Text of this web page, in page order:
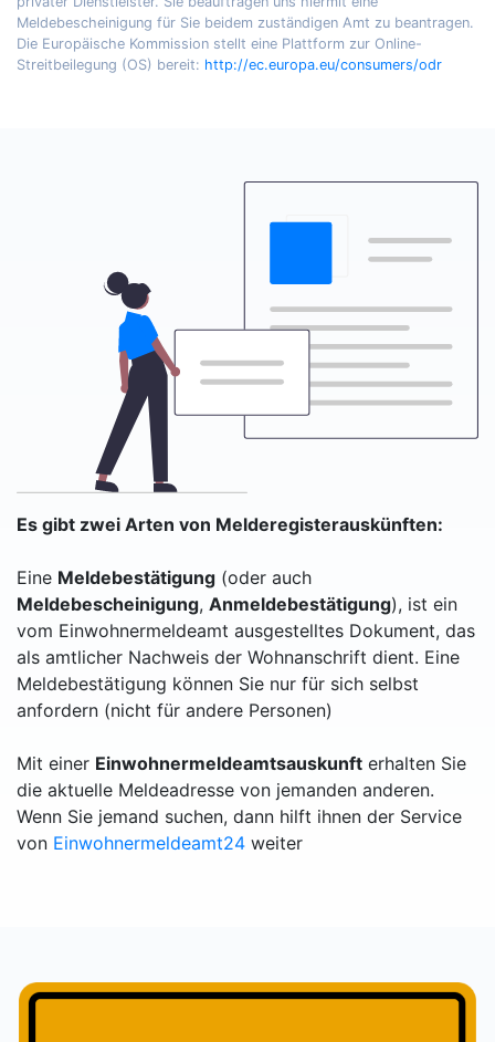
Meldebescheinigung für Sie beidem zuständigen Amt zu beantragen.
Die Europäische Kommission stellt eine Plattform zur Online-
Streitbeilegung (OS) bereit: http://ec.europa.eu/consumers/odr
Es gibt zwei Arten von Melderegisterauskünften:
Eine Meldebestätigung (oder auch
Meldebescheinigung, Anmeldebestätigung), ist ein
vom Einwohnermeldeamt ausgestelltes Dokument, das
als amtlicher Nachweis der Wohnanschrift dient. Eine
Meldebestätigung können Sie nur für sich selbst
anfordern (nicht für andere Personen)
Mit einer Einwohnermeldeamtsauskunft erhalten Sie
die aktuelle Meldeadresse von jemanden anderen.
Wenn Sie jemand suchen, dann hilft ihnen der Service
von Einwohnermeldeamt24 weiter